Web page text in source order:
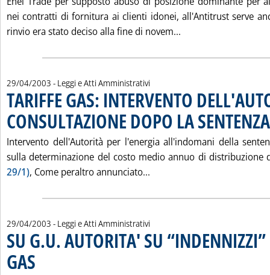
nei contratti di fornitura ai clienti idonei, all'Antitrust serve
rinvio era stato deciso alla fine di novem...
29/04/2003 - Leggi e Atti Amministrativi
TARIFFE GAS: INTERVENTO
CONSULTAZIONE DOPO LA
Intervento dell'Autorità per l'energia all'indomani della
sulla determinazione del costo medio annuo di distribuzione
29/1), Come peraltro annunciato...
29/04/2003 - Leggi e Atti Amministrativi
SU G.U. AUTORITA' SU “INDENNIZZI”
GAS